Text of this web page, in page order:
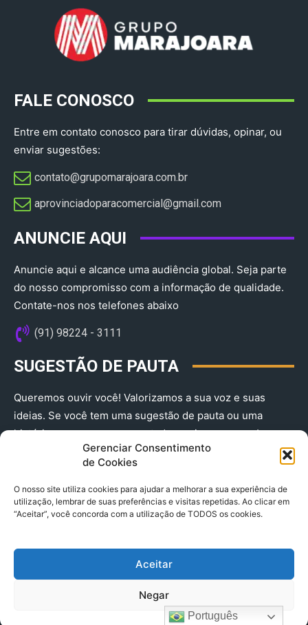
Gerenciar Consentimento
de Cookies
O nosso site utiliza cookies para ajudar a melhorar a sua experiência de
utilização, lembrar de suas preferências e visitas repetidas. Ao clicar em
“Aceitar”, você concorda com a utilização de TODOS os cookies.
Aceitar
Negar
FALE CONOSCO
Entre em contato conosco para tirar dúvidas, opinar, ou
enviar sugestões:
contato@grupomarajoara.com.br
aprovinciadoparacomercial@gmail.com​
ANUNCIE AQUI
Anuncie aqui e alcance uma audiência global. Seja parte
do nosso compromisso com a informação de qualidade.
Contate-nos nos telefones abaixo
(91) 98224 - 3111
SUGESTÃO DE PAUTA
Queremos ouvir você! Valorizamos a sua voz e suas
ideias. Se você tem uma sugestão de pauta ou uma
história que merece ser contada, envie-nos agora!
(91) 98224 - 3111
© 2025 A Província do Pará CNPJ: 04.901.141/0001-36 End .
Trav. Quintino Bocaiuva 2301, Ed. Rogério Fernandez – Sala
2701- Cremação – CEP 66045.315
Português